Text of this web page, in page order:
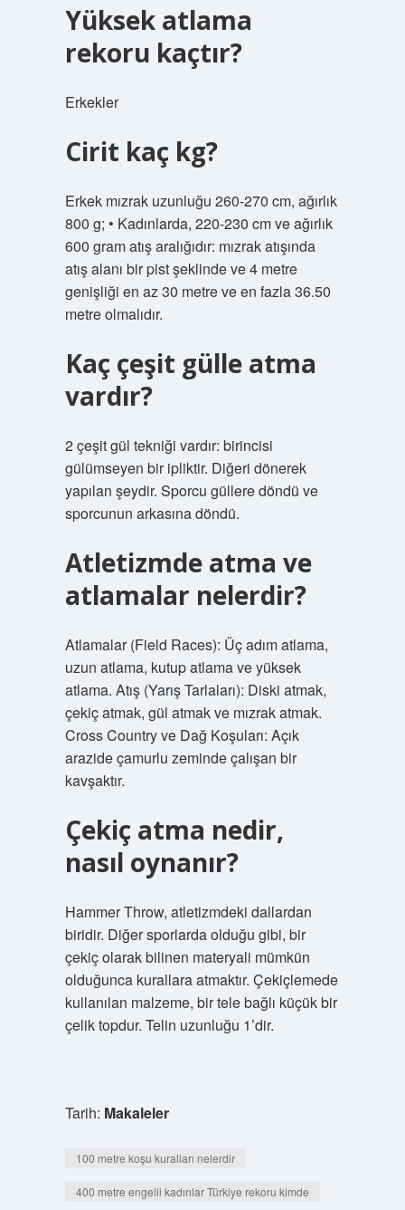
Yüksek atlama
rekoru kaçtır?
Erkekler
Cirit kaç kg?
Erkek mızrak uzunluğu 260-270 cm, ağırlık
800 g; • Kadınlarda, 220-230 cm ve ağırlık
600 gram atış aralığıdır: mızrak atışında
atış alanı bir pist şeklinde ve 4 metre
genişliği en az 30 metre ve en fazla 36.50
metre olmalıdır.
Kaç çeşit gülle atma
vardır?
2 çeşit gül tekniği vardır: birincisi
gülümseyen bir ipliktir. Diğeri dönerek
yapılan şeydir. Sporcu güllere döndü ve
sporcunun arkasına döndü.
Atletizmde atma ve
atlamalar nelerdir?
Atlamalar (Field Races): Üç adım atlama,
uzun atlama, kutup atlama ve yüksek
atlama. Atış (Yarış Tarlaları): Diski atmak,
çekiç atmak, gül atmak ve mızrak atmak.
Cross Country ve Dağ Koşuları: Açık
arazide çamurlu zeminde çalışan bir
kavşaktır.
Çekiç atma nedir,
nasıl oynanır?
Hammer Throw, atletizmdeki dallardan
biridir. Diğer sporlarda olduğu gibi, bir
çekiç olarak bilinen materyali mümkün
olduğunca kurallara atmaktır. Çekiçlemede
kullanılan malzeme, bir tele bağlı küçük bir
çelik topdur. Telin uzunluğu 1’dir.
Tarih: Makaleler
100 metre koşu kuralları nelerdir
400 metre engelli kadınlar Türkiye rekoru kimde